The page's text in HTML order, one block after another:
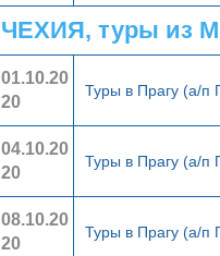
ЧЕХИЯ, туры из
01.10.20
20
Туры в Прагу (а/п
04.10.20
20
Туры в Прагу (а/п
08.10.20
20
Туры в Прагу (а/п